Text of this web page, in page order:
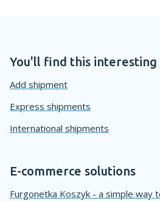
You'll find this interesting
Add shipment
Express shipments
International shipments
E-commerce solutions
Furgonetka Koszyk - a simple way